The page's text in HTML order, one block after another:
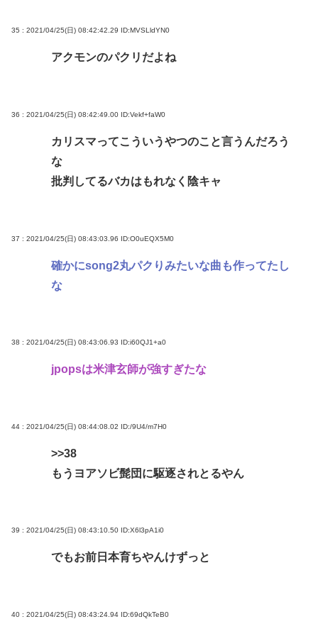
35 : 2021/04/25(日) 08:42:42.29 ID:MVSLldYN0
アクモンのパクリだよね
36 : 2021/04/25(日) 08:42:49.00 ID:Vekf+faW0
カリスマってこういうやつのこと言うんだろう
な
批判してるバカはもれなく陰キャ
37 : 2021/04/25(日) 08:43:03.96 ID:O0uEQX5M0
確かにsong2丸パクりみたいな曲も作ってたし
な
38 : 2021/04/25(日) 08:43:06.93 ID:i60QJ1+a0
jpopsは米津玄師が強すぎたな
44 : 2021/04/25(日) 08:44:08.02 ID:/9U4/m7H0
>>38
もうヨアソビ髭団に駆逐されとるやん
39 : 2021/04/25(日) 08:43:10.50 ID:X6l3pA1i0
でもお前日本育ちやんけずっと
40 : 2021/04/25(日) 08:43:24.94 ID:69dQkTeB0